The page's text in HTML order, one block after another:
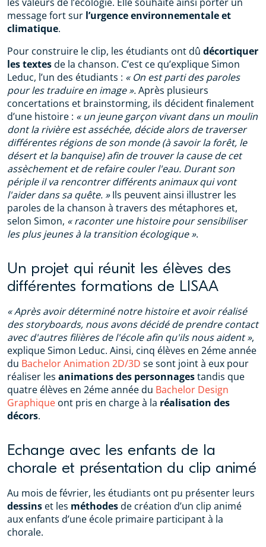
message fort sur l’urgence environnementale et
climatique.
Pour construire le clip, les étudiants ont dû décortiquer
les textesde la chanson. C’est ce qu’explique Simon
Leduc, l’un des étudiants : « On est parti des paroles
pour les traduire en image ».Après plusieurs
concertations et brainstorming, ils décident finalement
d’une histoire : « un jeune garçon vivant dans un moulin
dont la rivière est asséchée, décide alors de traverser
différentes régions de son monde (à savoir la forêt, le
désert et la banquise) afin de trouver la cause de cet
assèchement et de refaire couler l'eau. Durant son
périple il va rencontrer différents animaux qui vont
l'aider dans sa quête. »Ils peuvent ainsi illustrer les
paroles de la chanson à travers des métaphores et,
selon Simon, « raconter une histoire pour sensibiliser
les plus jeunes à la transition écologique ».
Un projet qui réunit les élèves des
différentes formations de LISAA
« Après avoir déterminé notre histoire et avoir réalisé
des storyboards, nous avons décidé de prendre contact
avec d'autres filières de l'école afin qu'ils nous aident »,
explique Simon Leduc. Ainsi, cinq élèves en 2éme année
du Bachelor Animation 2D/3D se sont joint à eux pour
réaliser les animations des personnagestandis que
quatre élèves en 2éme année du Bachelor Design
Graphique ont pris en charge à la réalisation des
décors.
Echange avec les enfants de la
chorale et présentation du clip animé
Au mois de février, les étudiants ont pu présenter leurs
dessins et les méthodesde création d’un clip animé
aux enfants d’une école primaire participant à la
chorale.